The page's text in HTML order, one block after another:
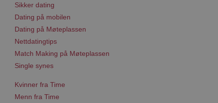
Sikker dating
Dating på mobilen
Dating på Møteplassen
Nettdatingtips
Match Making på Møteplassen
Single synes
Kvinner fra Time
Menn fra Time